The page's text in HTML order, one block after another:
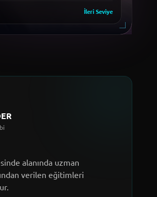
İleriSeviye
alanında uzman
verilen eğitimleri